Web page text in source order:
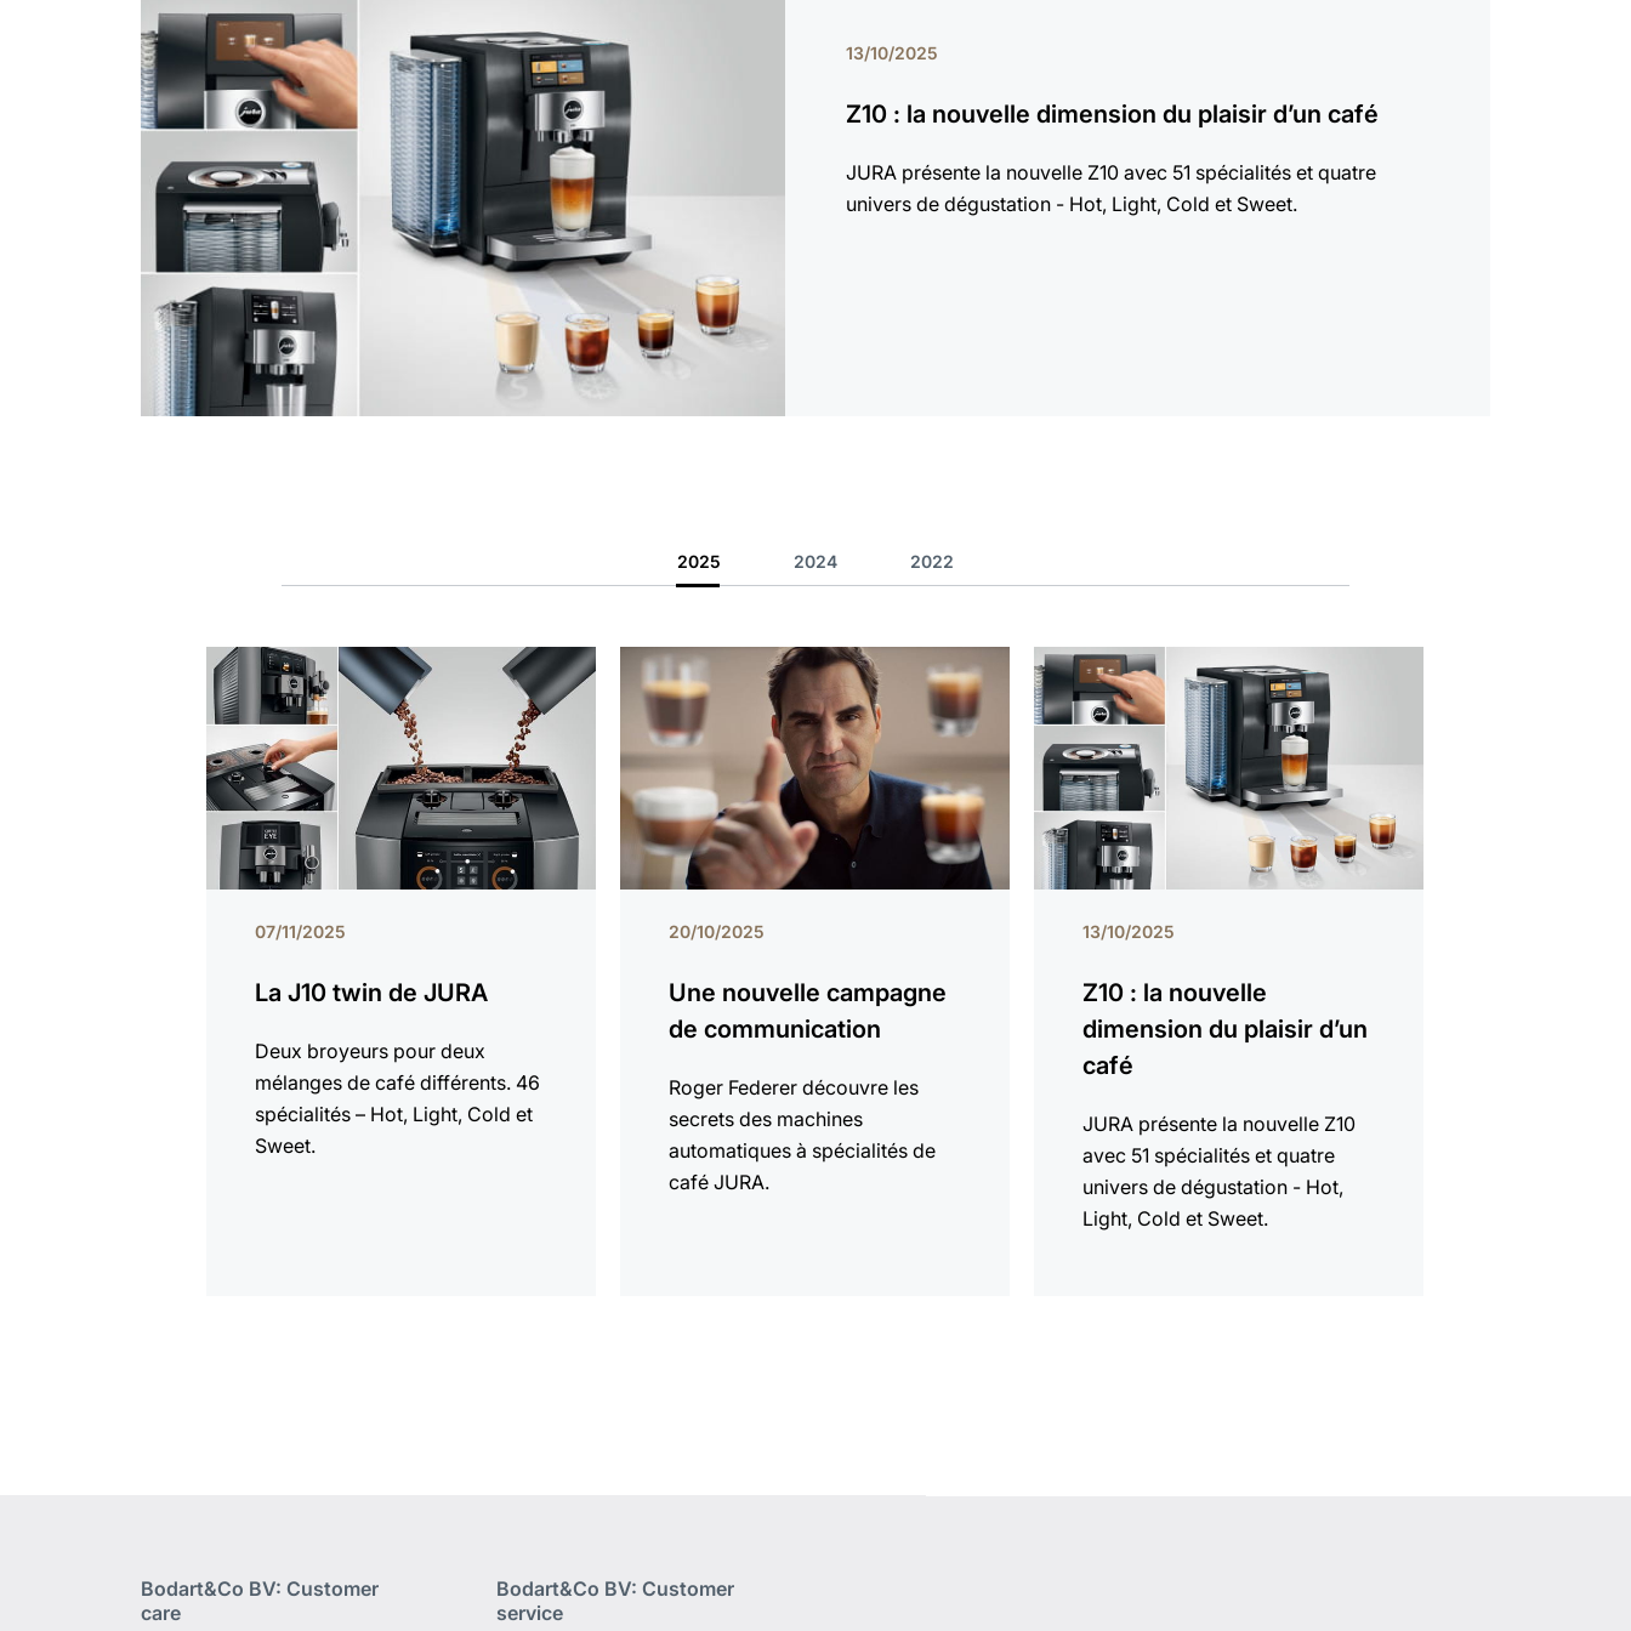
13/10/2025
Z10 : la nouvelle dimension du plaisir d’un café
JURA présente la nouvelle Z10 avec 51 spécialités et quatre
univers de dégustation - Hot, Light, Cold et Sweet.
2025 2024 2022
07/11/2025
La J10 twin de JURA
Deux broyeurs pour deux
mélanges de café différents. 46
spécialités – Hot, Light, Cold et
Sweet.
20/10/2025
Une nouvelle campagne
de communication
Roger Federer découvre les
secrets des machines
automatiques à spécialités de
café JURA.
13/10/2025
Z10 : la nouvelle
dimension du plaisir d’un
café
JURA présente la nouvelle Z10
avec 51 spécialités et quatre
univers de dégustation - Hot,
Light, Cold et Sweet.
Bodart&Co BV: Customer
care
Bodart&Co BV: Customer
service